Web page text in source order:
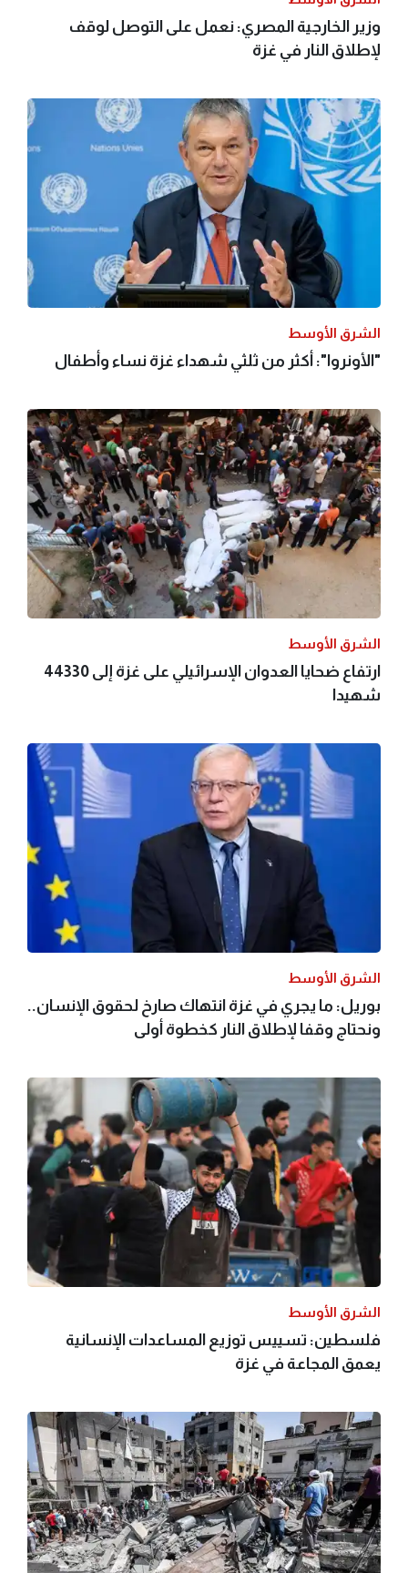
وزير الخارجية المصري: نعمل على التوصل لوقف
لإطلاق النار في غزة
الشرق الأوسط
"الأونروا": أكثر من ثلثي شهداء غزة نساء وأطفال
الشرق الأوسط
ارتفاع ضحايا العدوان الإسرائيلي على غزة إلى 44330
شهيدا
الشرق الأوسط
بوريل: ما يجري في غزة انتهاك صارخ لحقوق الإنسان..
ونحتاج وقفا لإطلاق النار كخطوة أولى
الشرق الأوسط
فلسطين: تسييس توزيع المساعدات الإنسانية
يعمق المجاعة في غزة